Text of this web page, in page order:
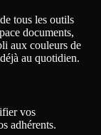
tous les outils
documents,
aux couleurs de
au quotidien.
vos
adhérents.